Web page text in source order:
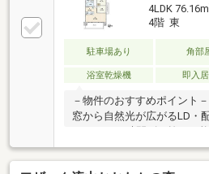
4LDK 76.16m
4階 東
駐車場あり 角部
浴室乾燥機
即入
－物件のおすすめポイント
窓から自然光が広がるLD・
有)▼設備・浴室乾燥機・宅
装リフォーム済【張替】全